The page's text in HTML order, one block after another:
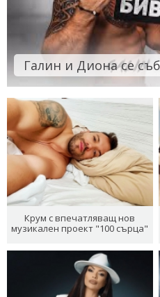
Галин и Диона се
Крум с впечатляващ нов
музикален проект "100 сърца"